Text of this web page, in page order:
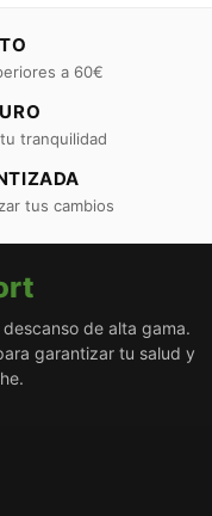
a 60€
tranquilidad
tus cambios
de alta gama.
garantizar tu salud y